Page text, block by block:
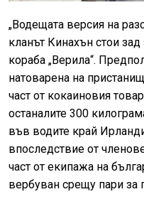
„Водещата версия на
кланът Кинахън стои
кораба „Верила“.
натоварена на
част от кокаиновия
останалите 300
във водите край
впоследствие от
част от екипажа на
вербуван срещу пари за